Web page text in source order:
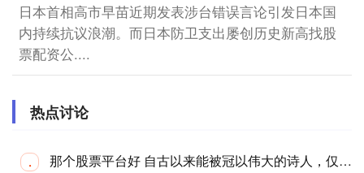
日本首相高市早苗近期发表涉台错误言论引发日本国
内持续抗议浪潮。而日本防卫支出屡创历史新高找股
票配资公....
热点讨论
· 那个股票平台好 自古以来能被冠以伟大的诗人，仅有四个，其它人皆与“伟大”无缘